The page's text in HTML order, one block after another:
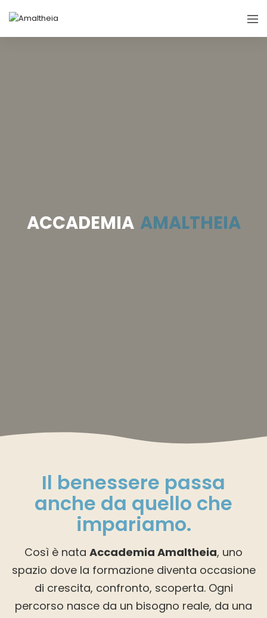
ACCADEMIA AMALTHEIA
Il benessere passa
anche da quello che
impariamo.
Così è nata Accademia Amaltheia, uno
spazio dove la formazione diventa occasione
di crescita, confronto, scoperta. Ogni
percorso nasce da un bisogno reale, da una